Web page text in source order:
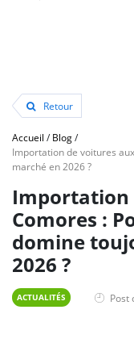
Retour
Accueil /Blog/
Importation de voitures
marché en 2026 ?
Importation
Comores :
domine
2026 ?
ACTUALITÉS Post